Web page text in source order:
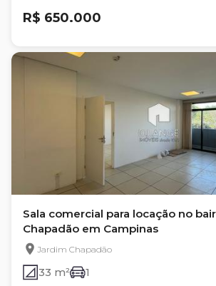
R$ 650.000
Sala comercial para locação no
Chapadão em Campinas
Jardim Chapadão
33 m² 1